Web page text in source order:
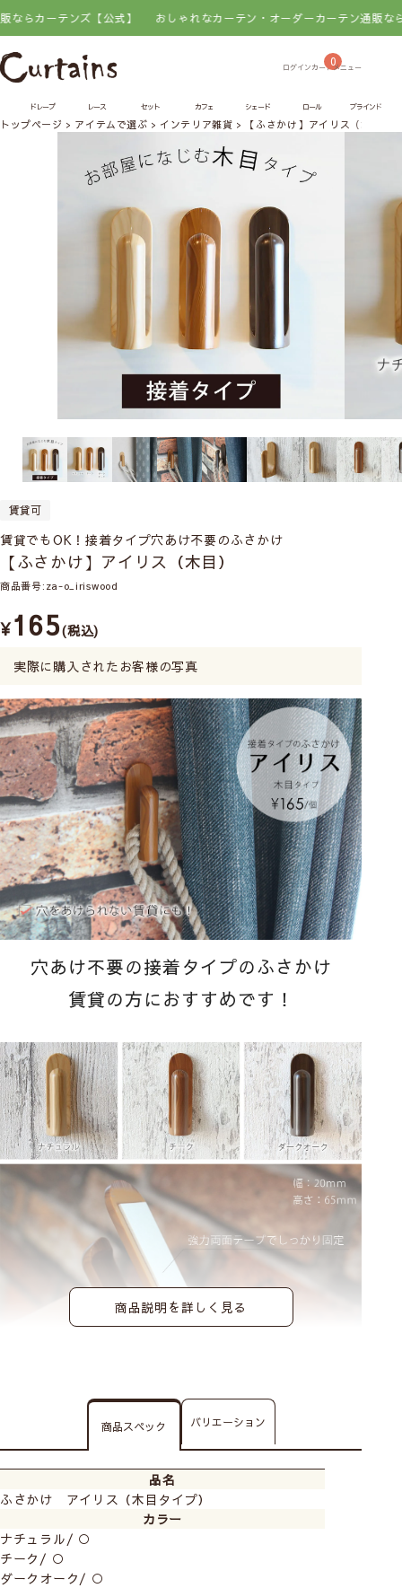
ーテンズ【公式】 おしゃれなカーテン・オーダーカーテン通販ならカ
0
ドレープ レース セット カフェ シェード ロール ブラインド
トップページ アイテムで選ぶ インテリア雑貨 【ふさかけ】アイリス（木目）
賃貸可
賃貸でもOK！接着タイプ穴あけ不要のふさかけ
【ふさかけ】アイリス（木目）
商品番号 za-o_iriswood
¥165 税込
実際に購入されたお客様の写真
穴あけ不要の接着タイプのふさかけ
賃貸の方におすすめです！
ナチュラルな木目タイプだからお部屋になじみます。
明るい色からシックでダークな色まで3色展開。
商品説明を詳しく見る
商品スペック バリエーション
品名
ふさかけ アイリス（木目タイプ）
カラー
ナチュラル/ ○
チーク/ ○
ダークオーク/ ○